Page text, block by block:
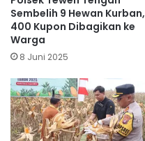
Sembelih 9 Hewan Kurban,
400 Kupon Dibagikan ke
Warga
8 Juni 2025